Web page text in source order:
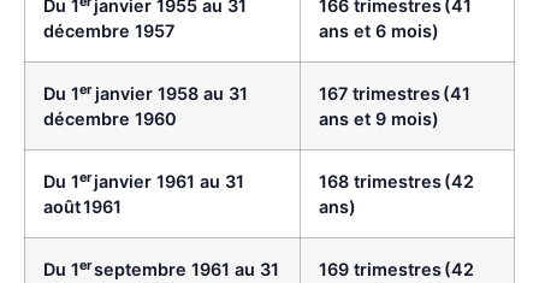
Du 1
janvier 1955 au 31
décembre 1957
166 trimestres (41
ans et 6 mois)
Du 1er janvier 1958 au 31
décembre 1960
167 trimestres (41
ans et 9 mois)
Du 1erjanvier 1961 au 31
août 1961
168 trimestres (42
ans)
Du 1erseptembre 1961 au 31
169 trimestres (42